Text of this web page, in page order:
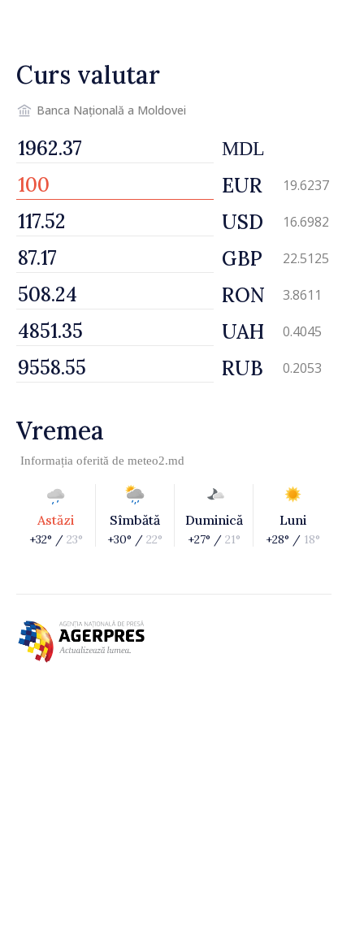
Curs valutar
Banca Națională a Moldovei
MDL
EUR 19.6237
USD 16.6982
GBP 22.5125
RON 3.8611
UAH 0.4045
RUB 0.2053
Vremea
Informația oferită de meteo2.md
Astăzi
+32° / 23°
Sîmbătă
+30° / 22°
Duminică
+27° / 21°
Luni
+28° / 18°